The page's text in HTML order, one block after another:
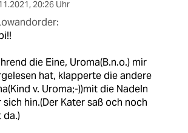
, 20:26 Uhr
die Eine, Uroma(B.n.o.) mir
hat, klapperte die andere
v. Uroma;-))mit die Nadeln
sich hin.(Der Kater saß och noch
da.)